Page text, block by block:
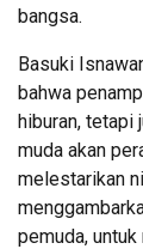
bangsa.
Basuki
bahwa
hiburan, tetapi
muda akan
melestarikan
pemuda,